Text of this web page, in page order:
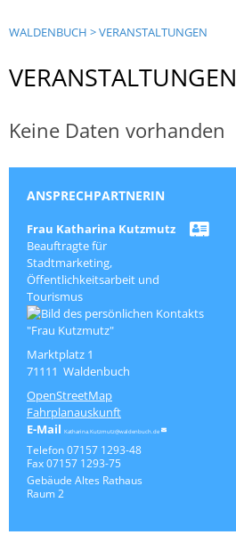
WALDENBUCH >VERANSTALTUNGEN
VERANSTALTUNGEN
Keine Daten vorhanden
ANSPRECHPARTNERIN
Frau Katharina Kutzmutz
Beauftragte für
Stadtmarketing,
Öffentlichkeitsarbeit und
Tourismus
Marktplatz 1
71111 Waldenbuch
OpenStreetMap
Fahrplanauskunft
Katharina.Kutzmutz@waldenbuch.de
Telefon 07157 1293-48
Fax 07157 1293-75
Gebäude Altes Rathaus
Raum2